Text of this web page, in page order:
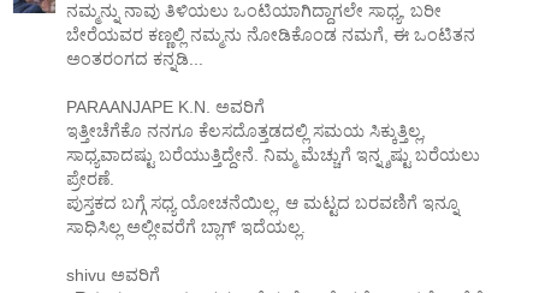
ನಮ್ಮನ್ನು ನಾವು ತಿಳಿಯಲು ಒಂಟಿಯಾಗಿದ್ದಾಗಲೇ ಸಾಧ್ಯ, ಬರೀ
ಬೇರೆಯವರ ಕಣ್ಣಲ್ಲಿ ನಮ್ಮನು ನೋಡಿಕೊಂಡ ನಮಗೆ, ಈ ಒಂಟಿತನ
ಅಂತರಂಗದ ಕನ್ನಡಿ...
PARAANJAPE K.N. ಅವರಿಗೆ
ಇತ್ತೀಚೆಗೆಕೊ ನನಗೂ ಕೆಲಸದೊತ್ತಡದಲ್ಲಿ ಸಮಯ ಸಿಕ್ಕುತ್ತಿಲ್ಲ,
ಸಾಧ್ಯವಾದಷ್ಟು ಬರೆಯುತ್ತಿದ್ದೇನೆ. ನಿಮ್ಮ ಮೆಚ್ಚುಗೆ ಇನ್ನ್ಶಷ್ಟು ಬರೆಯಲು
ಪ್ರೇರಣೆ.
ಪುಸ್ತಕದ ಬಗ್ಗೆ ಸಧ್ಯ ಯೋಚನೆಯಿಲ್ಲ, ಆ ಮಟ್ಟದ ಬರವಣಿಗೆ ಇನ್ನೂ
ಸಾಧಿಸಿಲ್ಲ ಅಲ್ಲೀವರೆಗೆ ಬ್ಲಾಗ್ ಇದೆಯಲ್ಲ.
shivu ಅವರಿಗೆ